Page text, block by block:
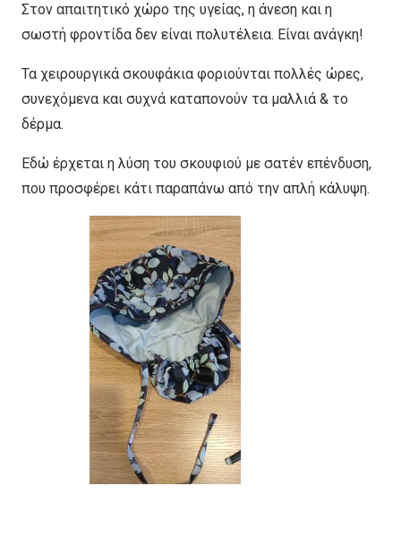
Στον απαιτητικό χώρο της υγείας, η άνεση και η
σωστή φροντίδα δεν είναι πολυτέλεια. Είναι ανάγκη!
Τα χειρουργικά σκουφάκια φοριούνται πολλές ώρες,
συνεχόμενα και συχνά καταπονούν τα μαλλιά & το
δέρμα.
Εδώ έρχεται η λύση του σκουφιού με σατέν επένδυση,
που προσφέρει κάτι παραπάνω από την απλή κάλυψη.